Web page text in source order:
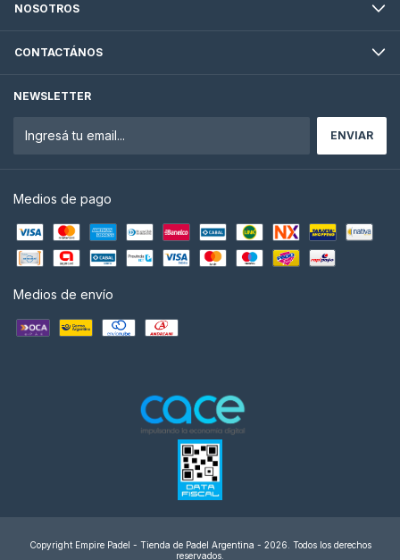
NOSOTROS
CONTACTÁNOS
NEWSLETTER
Medios de pago
Medios de envío
Copyright Empire Padel - Tienda de Padel Argentina - 2026. Todos los derechos
reservados.